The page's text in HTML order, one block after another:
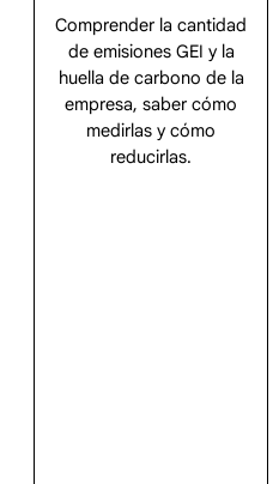
Comprender la cantidad
de emisiones GEI y la
huella de carbono de la
empresa, saber cómo
medirlas y cómo
reducirlas.